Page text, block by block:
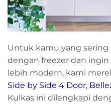
Untuk kamu yang sering
dengan freezer dan ingin
lebih modern, kami
Side by Side 4 Door,
Kulkas ini dilengkapi